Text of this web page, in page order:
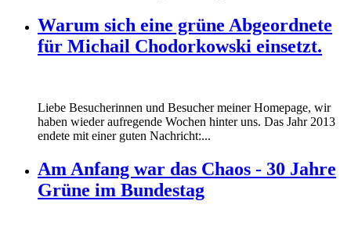
Warum sich eine grüne Abgeordnete
für Michail Chodorkowski einsetzt.
Liebe Besucherinnen und Besucher meiner Homepage, wir
haben wieder aufregende Wochen hinter uns. Das Jahr 2013
endete mit einer guten Nachricht:...
Am Anfang war das Chaos - 30 Jahre
Grüne im Bundestag